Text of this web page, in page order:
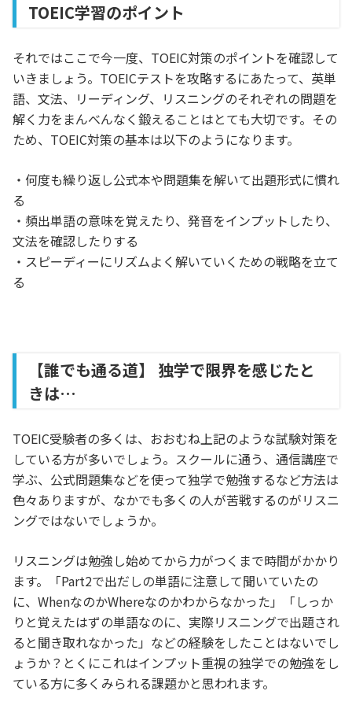
TOEIC学習のポイント
それではここで今一度、TOEIC対策のポイントを確認して
いきましょう。TOEICテストを攻略するにあたって、英単
語、文法、リーディング、リスニングのそれぞれの問題を
解く力をまんべんなく鍛えることはとても大切です。その
ため、TOEIC対策の基本は以下のようになります。
・何度も繰り返し公式本や問題集を解いて出題形式に慣れ
る
・頻出単語の意味を覚えたり、発音をインプットしたり、
文法を確認したりする
・スピーディーにリズムよく解いていくための戦略を立て
る
【誰でも通る道】 独学で限界を感じたと
きは…
TOEIC受験者の多くは、おおむね上記のような試験対策を
している方が多いでしょう。スクールに通う、通信講座で
学ぶ、公式問題集などを使って独学で勉強するなど方法は
色々ありますが、なかでも多くの人が苦戦するのがリスニ
ングではないでしょうか。
リスニングは勉強し始めてから力がつくまで時間がかかり
ます。「Part2で出だしの単語に注意して聞いていたの
に、WhenなのかWhereなのかわからなかった」「しっか
りと覚えたはずの単語なのに、実際リスニングで出題され
ると聞き取れなかった」などの経験をしたことはないでし
ょうか？とくにこれはインプット重視の独学での勉強をし
ている方に多くみられる課題かと思われます。